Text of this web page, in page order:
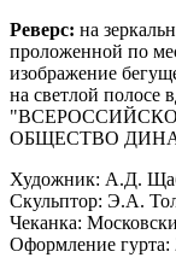
Реверс: на
проложенной по
изображение
на светлой полосе
ОБЩЕСТВО
Художник: А.Д.
Скульптор: Э.А.
Чеканка:
Оформление гурта: